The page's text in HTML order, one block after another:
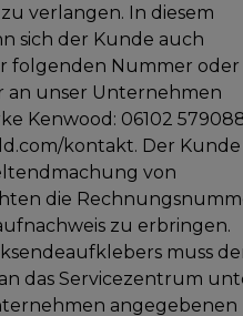
verlangen. In diesem
sich der Kunde auch
folgenden Nummer oder
unser Unternehmen
Kenwood: 06102
kontakt. Der Kunde
von
die
zu erbringen.
muss
das Servicezentrum
angegebenen